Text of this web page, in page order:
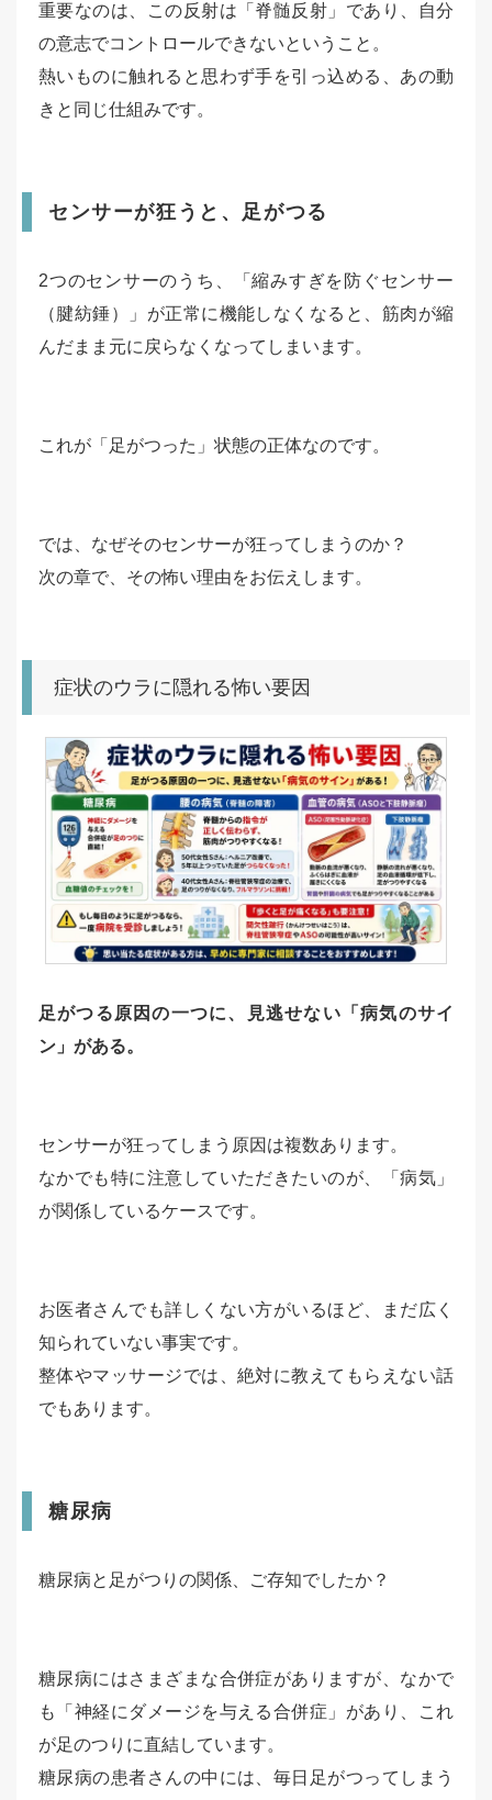
重要なのは、この反射は「脊髄反射」であり、自分
の意志でコントロールできないということ。
熱いものに触れると思わず手を引っ込める、あの動
きと同じ仕組みです。
センサーが狂うと、足がつる
2つのセンサーのうち、「縮みすぎを防ぐセンサー
（腱紡錘）」が正常に機能しなくなると、筋肉が縮
んだまま元に戻らなくなってしまいます。
これが「足がつった」状態の正体なのです。
では、なぜそのセンサーが狂ってしまうのか？
次の章で、その怖い理由をお伝えします。
症状のウラに隠れる怖い要因
足がつる原因の一つに、見逃せない「病気のサイ
ン」がある。
センサーが狂ってしまう原因は複数あります。
なかでも特に注意していただきたいのが、「病気」
が関係しているケースです。
お医者さんでも詳しくない方がいるほど、まだ広く
知られていない事実です。
整体やマッサージでは、絶対に教えてもらえない話
でもあります。
糖尿病
糖尿病と足がつりの関係、ご存知でしたか？
糖尿病にはさまざまな合併症がありますが、なかで
も「神経にダメージを与える合併症」があり、これ
が足のつりに直結しています。
糖尿病の患者さんの中には、毎日足がつってしまう